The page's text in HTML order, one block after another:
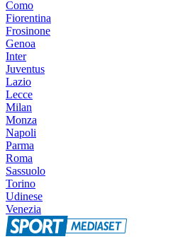
Como
Fiorentina
Frosinone
Genoa
Inter
Juventus
Lazio
Lecce
Milan
Monza
Napoli
Parma
Roma
Sassuolo
Torino
Udinese
Venezia